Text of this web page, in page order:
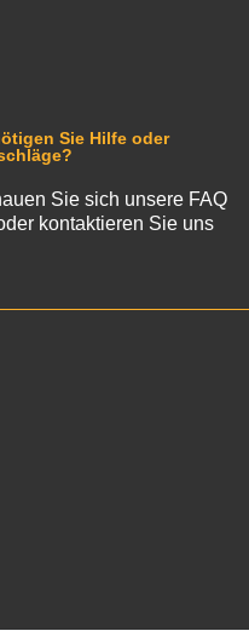
Sie Hilfe oder
Sie sich unsere FAQ
kontaktieren Sie uns